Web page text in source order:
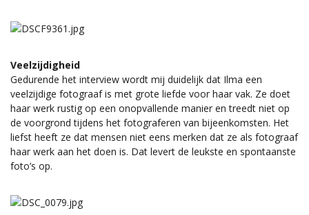
Veelzijdigheid
Gedurende het interview wordt mij duidelijk dat Ilma een
veelzijdige fotograaf is met grote liefde voor haar vak. Ze doet
haar werk rustig op een onopvallende manier en treedt niet op
de voorgrond tijdens het fotograferen van bijeenkomsten. Het
liefst heeft ze dat mensen niet eens merken dat ze als fotograaf
haar werk aan het doen is. Dat levert de leukste en spontaanste
foto’s op.